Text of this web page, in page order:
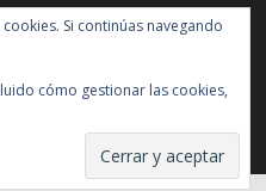
Ltd. Creado conWordPress.
Si continúas navegando
cómo gestionar las cookies,